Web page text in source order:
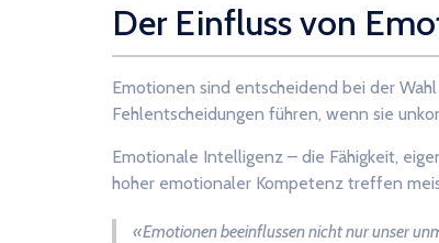
Der Einfluss von
Emotionen sind entscheidend bei der
Fehlentscheidungen führen, wenn sie
Emotionale Intelligenz – die Fähigkeit,
hoher emotionaler Kompetenz treffen
«Emotionen beeinflussen nicht nur unser